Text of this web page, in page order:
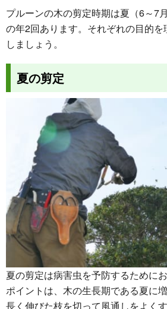
プルーンの木の剪定時期は夏（6～7
の年2回あります。それぞれの目的
しましょう。
夏の剪定
夏の剪定は病害虫を予防するために
ポイントは、木の生長期である夏に
長く伸びた枝を切って風通しをよく